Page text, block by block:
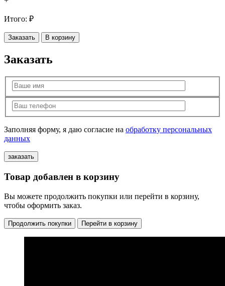
Итого: ₽
Заказать В корзину
Заказать
Заполняя форму, я даю согласие на обработку персональных
данных
Товар добавлен в корзину
Вы можете продолжить покупки или перейти в корзину,
чтобы оформить заказ.
Продолжить покупки Перейти в корзину